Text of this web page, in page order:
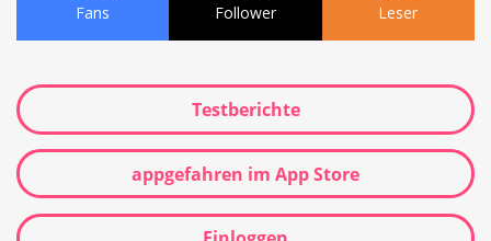
Fans Follower Leser
Testberichte
appgefahren im App Store